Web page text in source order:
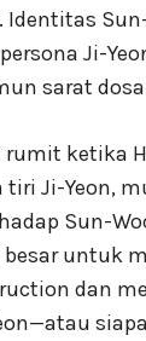
Identitas
Ji-
sarat
ketika
tiri Ji-Yeon,
Sun-
untuk
dan